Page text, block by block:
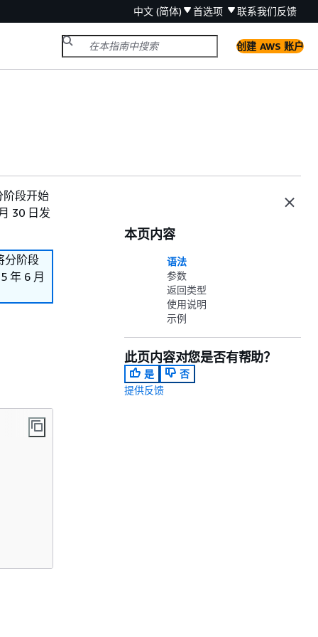
中文 (简体) 首选项 联系我们反馈
创建 AWS 账户
阶段开始
30 日发
分阶段
年 6 月
本页内容
语法
参数
返回类型
使用说明
示例
此页内容对您是否有帮助？
是
否
提供反馈